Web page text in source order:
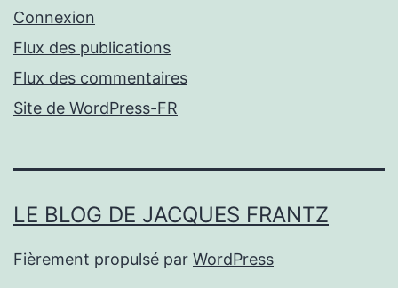
Connexion
Flux des publications
Flux des commentaires
Site de WordPress-FR
LE BLOG DE JACQUES FRANTZ
Fièrement propulsé par WordPress